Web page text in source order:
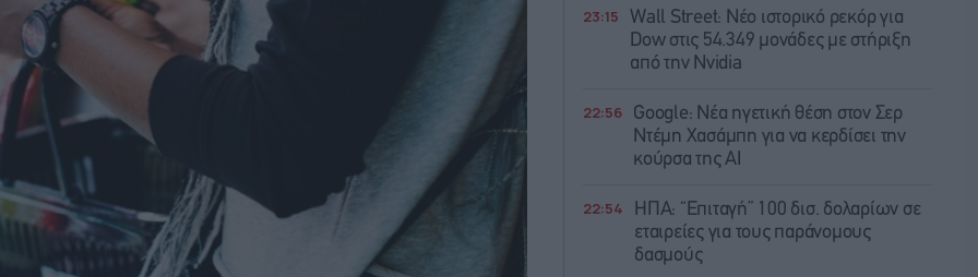
23:15
Wall Street: Νέο ιστορικό ρεκόρ για
Dow στις 54.349 μονάδες με στήριξη
από την Nvidia
22:56
Google: Νέα ηγετική θέση στον Σερ
Ντέμη Χασάμπη για να κερδίσει την
κούρσα της ΑΙ
22:54
ΗΠΑ: “Επιταγή” 100 δισ. δολαρίων σε
εταιρείες για τους παράνομους
δασμούς